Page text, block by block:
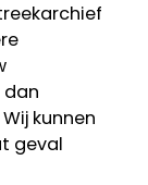
kunnen
geval